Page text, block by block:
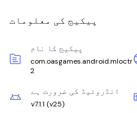
پیکیج کی معلومات
پیکیج کا نام
com.oasgames.android.mloctr
2
انڈروئیڈ کی ضرورت ہے
v7.1.1 (v25)